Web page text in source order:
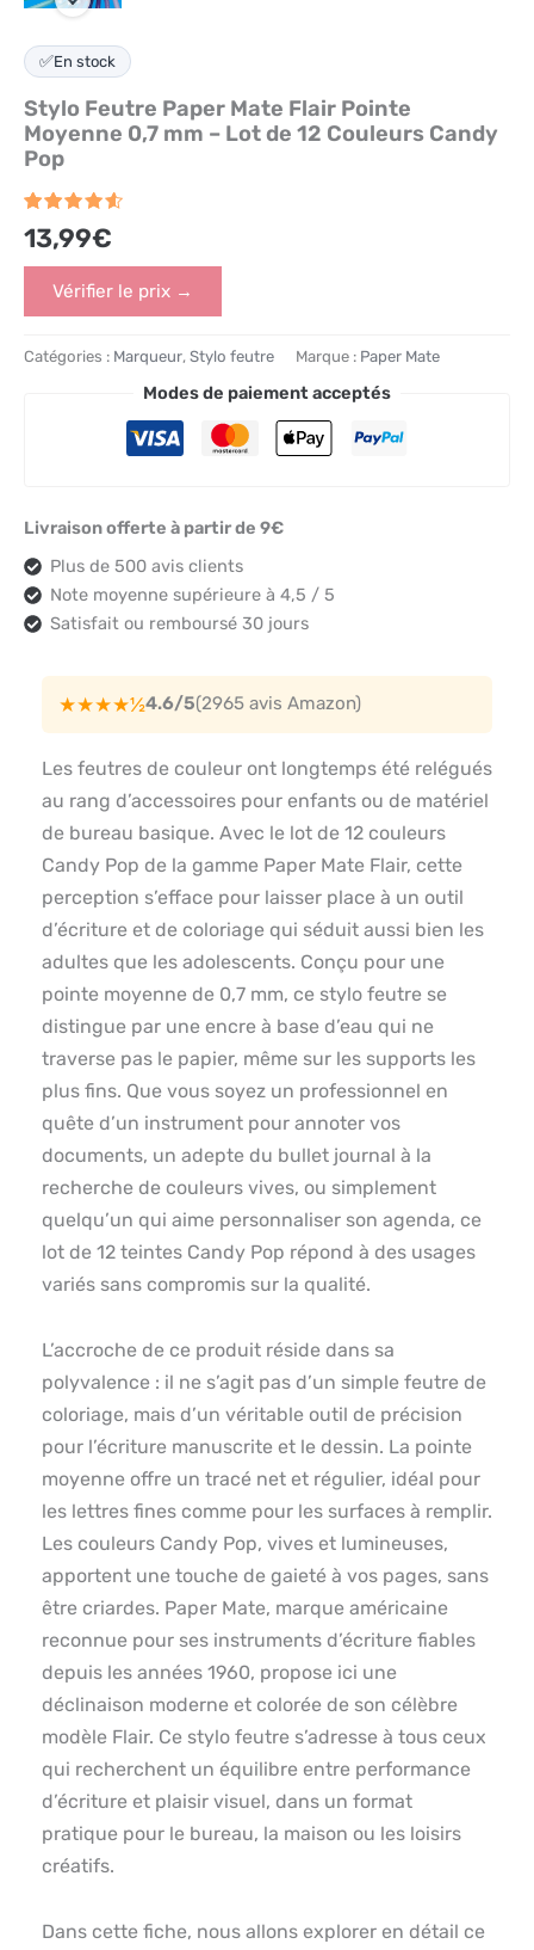
✅En stock
Stylo Feutre Paper Mate Flair Pointe
Moyenne 0,7 mm – Lot de 12 Couleurs Candy
Pop
Noté4.6
sur 5
2965
notations
13,99€
Vérifier le prix →
Catégories : Marqueur, Stylo feutre Marque : Paper Mate
Modes de paiement acceptés
Livraison offerte à partir de 9€
Plus de 500 avis clients
Note moyenne supérieure à 4,5 / 5
Satisfait ou remboursé 30 jours
★★★★½4.6/5(2965 avis Amazon)
Les feutres de couleur ont longtemps été relégués
au rang d’accessoires pour enfants ou de matériel
de bureau basique. Avec le lot de 12 couleurs
Candy Pop de la gamme Paper Mate Flair, cette
perception s’efface pour laisser place à un outil
d’écriture et de coloriage qui séduit aussi bien les
adultes que les adolescents. Conçu pour une
pointe moyenne de 0,7 mm, ce stylo feutre se
distingue par une encre à base d’eau qui ne
traverse pas le papier, même sur les supports les
plus fins. Que vous soyez un professionnel en
quête d’un instrument pour annoter vos
documents, un adepte du bullet journal à la
recherche de couleurs vives, ou simplement
quelqu’un qui aime personnaliser son agenda, ce
lot de 12 teintes Candy Pop répond à des usages
variés sans compromis sur la qualité.
L’accroche de ce produit réside dans sa
polyvalence : il ne s’agit pas d’un simple feutre de
coloriage, mais d’un véritable outil de précision
pour l’écriture manuscrite et le dessin. La pointe
moyenne offre un tracé net et régulier, idéal pour
les lettres fines comme pour les surfaces à remplir.
Les couleurs Candy Pop, vives et lumineuses,
apportent une touche de gaieté à vos pages, sans
être criardes. Paper Mate, marque américaine
reconnue pour ses instruments d’écriture fiables
depuis les années 1960, propose ici une
déclinaison moderne et colorée de son célèbre
modèle Flair. Ce stylo feutre s’adresse à tous ceux
qui recherchent un équilibre entre performance
d’écriture et plaisir visuel, dans un format
pratique pour le bureau, la maison ou les loisirs
créatifs.
Dans cette fiche, nous allons explorer en détail ce